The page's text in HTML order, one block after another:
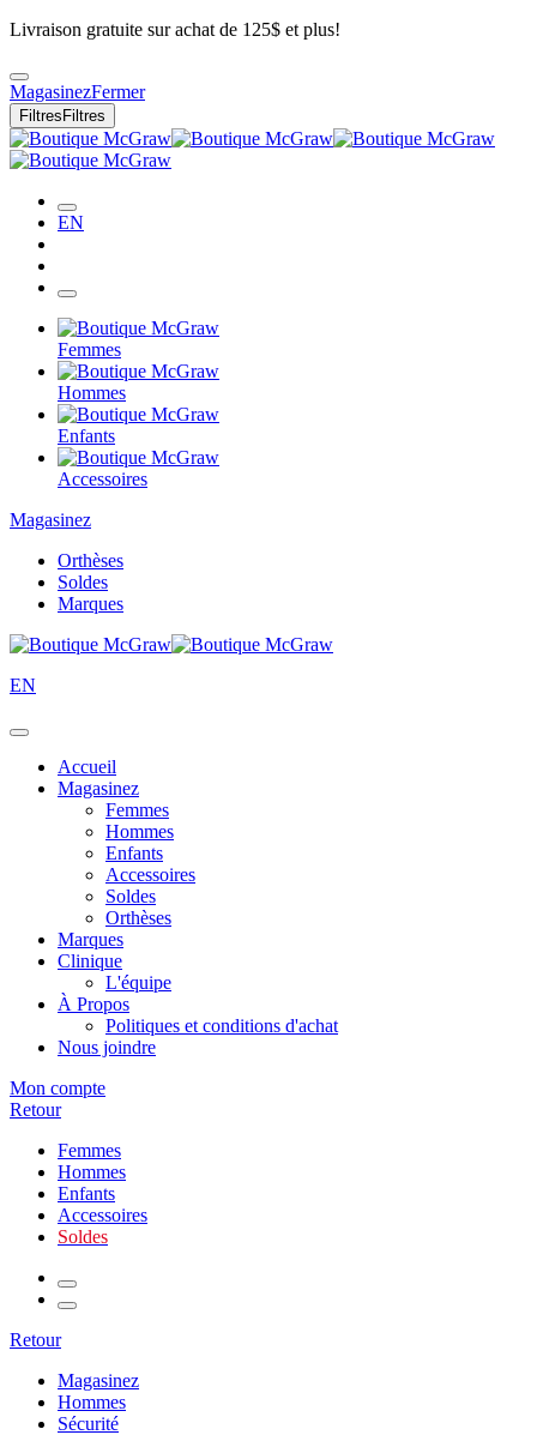
Livraison gratuite sur achat de 125$ et plus!
MagasinezFermer
Filtres Filtres
EN
Femmes
Hommes
Enfants
Accessoires
Magasinez
Orthèses
Soldes
Marques
EN
Accueil
Magasinez
Femmes
Hommes
Enfants
Accessoires
Soldes
Orthèses
Marques
Clinique
L'équipe
À Propos
Politiques et conditions d'achat
Nous joindre
Mon compte
Retour
Femmes
Hommes
Enfants
Accessoires
Soldes
Retour
Magasinez
Hommes
Sécurité